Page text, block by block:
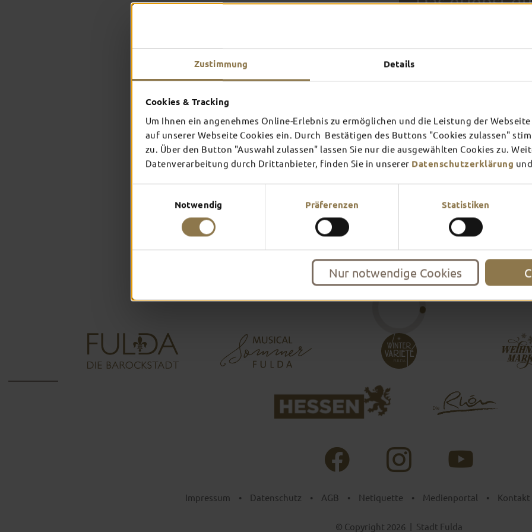
Zustimmung Details
Cookies & Tracking
Um Ihnen ein angenehmes Online-Erlebnis zu ermöglichen und die Leistung der
auf unserer Webseite Cookies ein. Durch Bestätigen des Buttons "Cookies zulassen"
zu. Über den Button "Auswahl zulassen" lassen Sie nur die ausgewählten Cookies zu.
Datenverarbeitung durch Drittanbieter, finden Sie in unserer Datenschutzerklärung
Notwendig Präferenzen Statistiken
Nur notwendige Cookies
THEATER
Mehr erfahren Mehr
FULDA AN
Inspiration ansehen
TOP-
In Fulda ist irgendwo immer
Theater – entdecke hier
Impressum • Datenschutz • AGB • Netiquette • Medienportal • Kontakt
© Copyright 2026 | Stadt Fulda